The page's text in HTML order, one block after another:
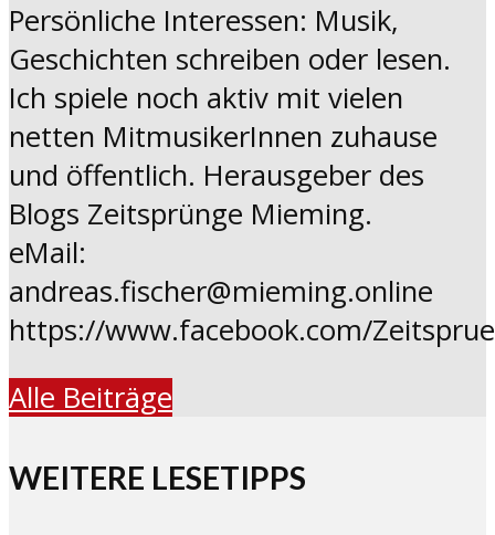
Persönliche Interessen: Musik,
Geschichten schreiben oder lesen.
Ich spiele noch aktiv mit vielen
netten MitmusikerInnen zuhause
und öffentlich. Herausgeber des
Blogs Zeitsprünge Mieming.
eMail:
andreas.fischer@mieming.online
https://www.facebook.com/
Alle Beiträge
WEITERE LESETIPPS